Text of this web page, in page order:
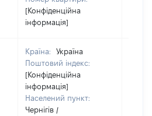
[Конфіденційна
інформація]
Країна:
Україна
Поштовий індекс:
[Конфіденційна
інформація]
Населений пункт:
Чернігів /